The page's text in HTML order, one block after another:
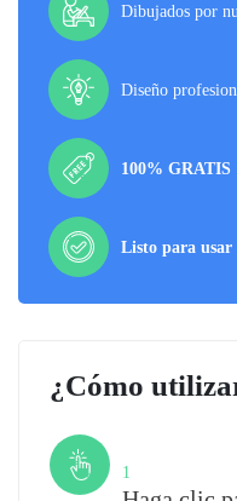
Dibujados por
Diseño
100% GRATIS
Listo para usar
¿Cómo
1